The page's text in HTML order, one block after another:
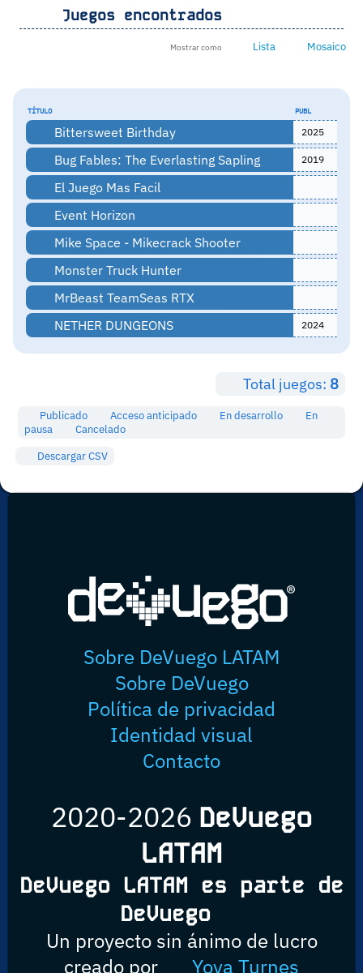
Juegos encontrados
Mostrar como Lista Mosaico
TÍTULO PUBL
Bittersweet Birthday 2025
Bug Fables: The Everlasting Sapling 2019
El Juego Mas Facil
Event Horizon
Mike Space - Mikecrack Shooter
Monster Truck Hunter
MrBeast TeamSeas RTX
NETHER DUNGEONS
2024
Total juegos: 8
Publicado Acceso anticipado En desarrollo
En
pausa
Cancelado
Descargar CSV
Sobre DeVuego LATAM
Sobre DeVuego
Política de privacidad
Identidad visual
Contacto
2020-2026 DeVuego
LATAM
DeVuego LATAM es parte de
DeVuego
Un proyecto sin ánimo de lucro
creado por
Yova Turnes